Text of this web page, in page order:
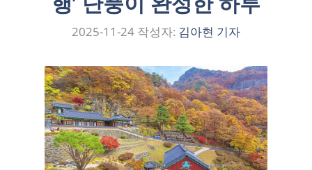
2025-11-24 작성자: 김아현 기자